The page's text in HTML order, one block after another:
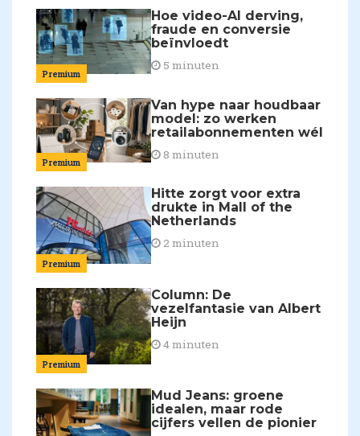
Premium
Hoe video-AI derving,
fraude en conversie
beïnvloedt
5 minuten
Premium
Van hype naar houdbaar
model: zo werken
retailabonnementen wél
8 minuten
Premium
Hitte zorgt voor extra
drukte in Mall of the
Netherlands
2 minuten
Premium
Column: De
vezelfantasie van Albert
Heijn
4 minuten
Mud Jeans: groene
idealen, maar rode
cijfers vellen de pionier